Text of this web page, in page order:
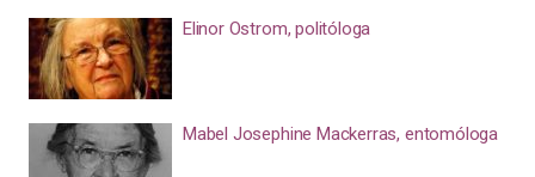
Elinor Ostrom, politóloga
Mabel Josephine Mackerras, entomóloga